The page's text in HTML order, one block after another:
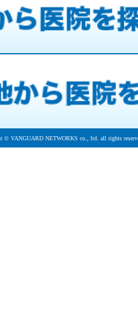
© VANGUARD NETWORKS co., ltd. all rights